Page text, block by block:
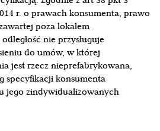
r. o prawach konsumenta, prawo
poza lokalem
nie przysługuje
do umów, w której
jest rzecz nieprefabrykowana,
specyfikacji konsumenta
jego zindywidualizowanych